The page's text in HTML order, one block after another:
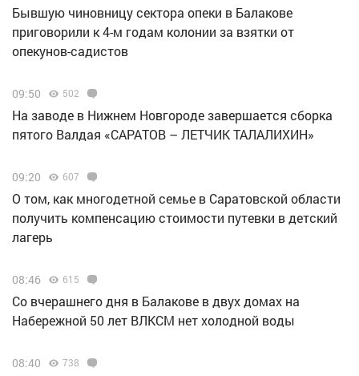
Бывшую чиновницу сектора опеки в Балакове
приговорили к 4-м годам колонии за взятки от
опекунов-садистов
09:50 502
Н️а заводе в Нижнем Новгороде завершается сборка
пятого Валдая «САРАТОВ – ЛЕТЧИК ТАЛАЛИХИН»
09:20 607
О том, как многодетной семье в Саратовской области
получить компенсацию стоимости путевки в детский
лагерь
08:46 615
Со вчерашнего дня в Балакове в двух домах на
Набережной 50 лет ВЛКСМ нет холодной воды
08:40 738